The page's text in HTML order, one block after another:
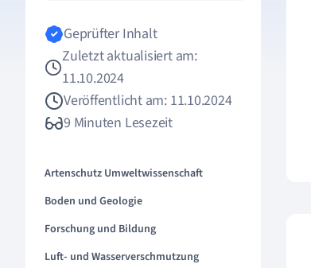
Geprüfter Inhalt
Zuletzt aktualisiert am:
11.10.2024
Veröffentlicht am: 11.10.2024
9 Minuten Lesezeit
Artenschutz Umweltwissenschaft
Boden und Geologie
Forschung und Bildung
Luft- und Wasserverschmutzung